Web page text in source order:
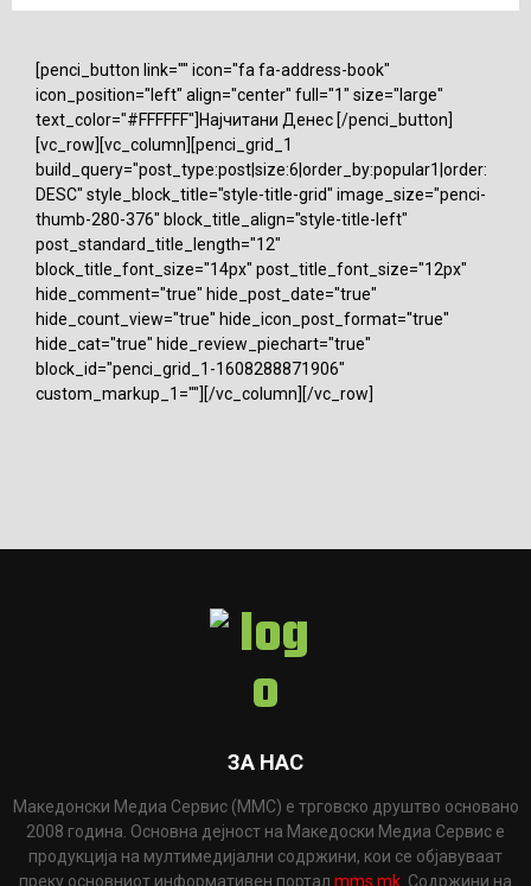
[penci_button link="" icon="fa fa-address-book"
icon_position="left" align="center" full="1" size="large"
text_color="#FFFFFF"]Најчитани Денес [/penci_button]
[vc_row][vc_column][penci_grid_1
build_query="post_type:post|size:6|order_by:popular1|order:
DESC" style_block_title="style-title-grid" image_size="penci-
thumb-280-376" block_title_align="style-title-left"
post_standard_title_length="12"
block_title_font_size="14px" post_title_font_size="12px"
hide_comment="true" hide_post_date="true"
hide_count_view="true" hide_icon_post_format="true"
hide_cat="true" hide_review_piechart="true"
block_id="penci_grid_1-1608288871906"
custom_markup_1=""][/vc_column][/vc_row]
ЗА НАС
Македонски Медиа Сервис (ММС) е трговско друштво основано
2008 година. Основна дејност на Македоски Медиа Сервис е
продукција на мултимедијални содржини, кои се објавуваат
преку основниот информативен портал mms.mk . Содржини на